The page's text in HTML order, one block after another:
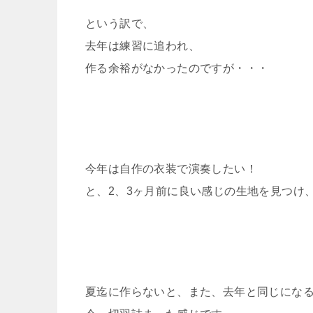
という訳で、
去年は練習に追われ、
作る余裕がなかったのですが・・・
今年は自作の衣装で演奏したい！
と、2、3ヶ月前に良い感じの生地を見つけ
夏迄に作らないと、また、去年と同じにな